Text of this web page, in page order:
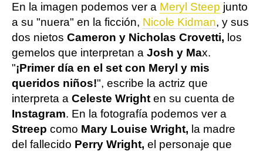
En la imagen podemos ver a Meryl Steep junto
a su "nuera" en la ficción, Nicole Kidman, y sus
dos nietos Cameron y Nicholas Crovetti, los
gemelos que interpretan a Josh y Max.
"¡Primer día en el set con Meryl y mis
queridos niños!", escribe la actriz que
interpreta a Celeste Wright en su cuenta de
Instagram. En la fotografía podemos ver a
Streep como Mary Louise Wright, la madre
del fallecido Perry Wright, el personaje que